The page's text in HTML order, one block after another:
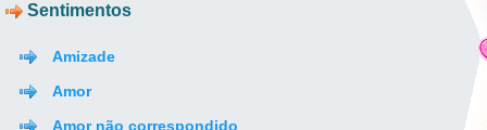
Sentimentos
Amizade
Amor
Amor não correspondido